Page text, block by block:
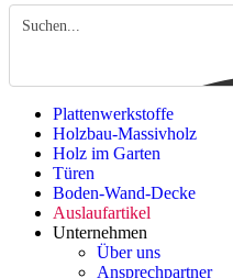
Plattenwerkstoffe
Holzbau-Massivholz
Holz im Garten
Türen
Boden-Wand-Decke
Auslaufartikel
Unternehmen
Über uns
Ansprechpartner